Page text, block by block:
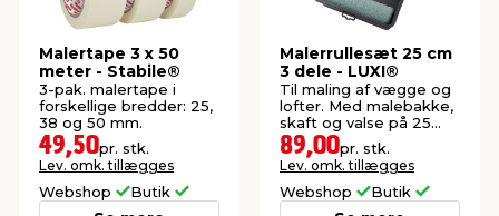
Malertape 3 x 50
meter - Stabile®
3-pak. malertape i
forskellige bredder: 25,
38 og 50 mm.
49,50pr. stk.
Lev. omk. tillægges
Webshop Butik
Malerrullesæt 25 cm
3 dele - LUXI®
Til maling af vægge og
lofter. Med malebakke,
skaft og valse på 25
cm.
89,00pr. stk.
Lev. omk. tillægges
Webshop Butik